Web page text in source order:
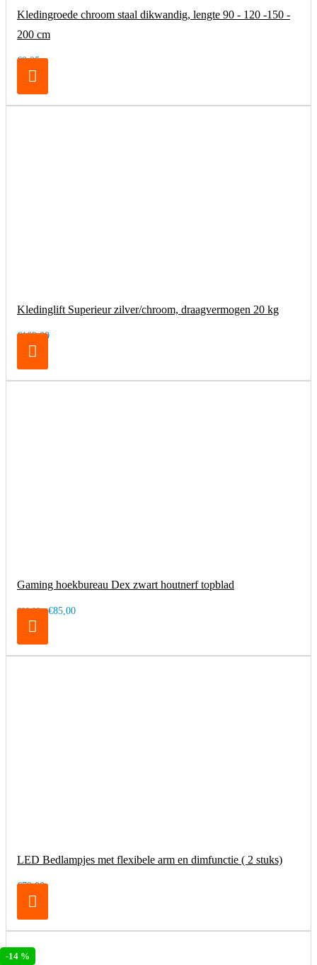
Kledingroede chroom staal dikwandig, lengte 90 - 120 -150 -
200 cm
€8,25
Kledinglift Superieur zilver/chroom, draagvermogen 20 kg
€169,00
-14 %
Gaming hoekbureau Dex zwart houtnerf topblad
€99,00 €85,00
LED Bedlampjes met flexibele arm en dimfunctie ( 2 stuks)
€79,00